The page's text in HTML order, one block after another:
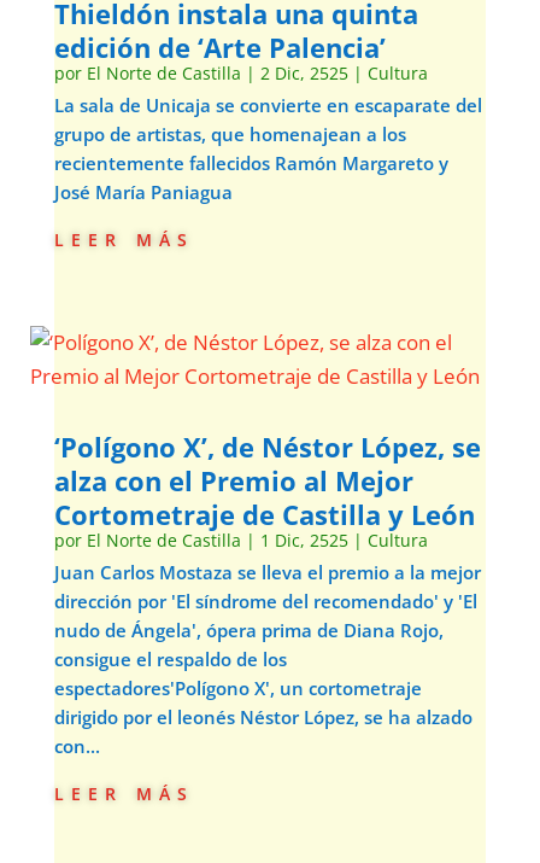
Thieldón instala una quinta
edición de ‘Arte Palencia’
por El Norte de Castilla | 2 Dic, 2525| Cultura
La sala de Unicaja se convierte en escaparate del
grupo de artistas, que homenajean a los
recientemente fallecidos Ramón Margareto y
José María Paniagua
leer más
‘Polígono X’, de Néstor López, se
alza con el Premio al Mejor
Cortometraje de Castilla y León
por El Norte de Castilla | 1 Dic, 2525| Cultura
Juan Carlos Mostaza se lleva el premio a la mejor
dirección por 'El síndrome del recomendado' y 'El
nudo de Ángela', ópera prima de Diana Rojo,
consigue el respaldo de los
espectadores'Polígono X', un cortometraje
dirigido por el leonés Néstor López, se ha alzado
con...
leer más